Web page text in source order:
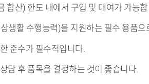
합산) 한도 내에서 구입 및 대여가 가능
생활 수행능력)을 지원하는 필수 용품으
준수가 필수적입니다.
담 후 품목을 결정하는 것이 좋습니다.